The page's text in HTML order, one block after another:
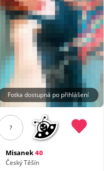
Fotka dostupná po přihlášení
?
Misanek40
Český Těšín